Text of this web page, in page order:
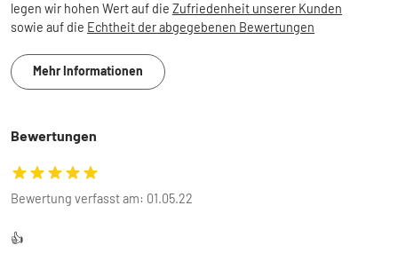
legen wir hohen Wert auf die Zufriedenheit unserer Kunden
sowie auf die Echtheit der abgegebenen Bewertungen
Mehr Informationen
Bewertungen
Bewertung verfasst am: 01.05.22
👍